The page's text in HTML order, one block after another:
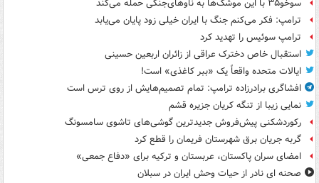
سوخو۳۵ با این موشک‌ها به ناوهای‌جنگی حمله می‌کند
ترامپ: فکر می‌کنم جنگ با ایران خیلی زود پایان می‌یابد
ترامپ سوئیس را تهدید کرد
استقبال خاص دخترک عراقی از زائران اربعین حسینی
ایالات متحده واقعاً یک «ببر کاغذی» است!
افشاگری برادرزاده ترامپ: تمام تصمیم‌هایش از روی ترس است
نمایی زیبا از تنگه کریان جزیره قشم
رکوردشکنی پیش‌فروش جدیدترین گوشی‌های تاشوی سامسونگ
گربه جریان برق شهرستان فریمان را قطع کرد
امضای سران پاکستان، عربستان و ترکیه برای «دفاع جمعی»
صحنه ای نادر از حیات وحش ایران در سبلان